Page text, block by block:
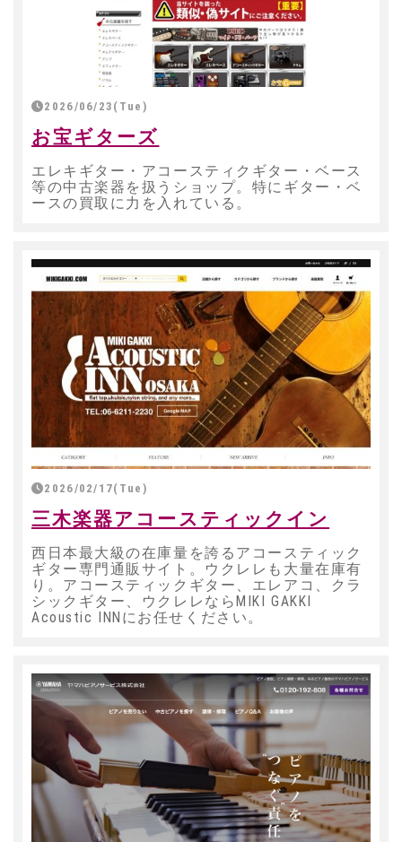
2026/06/23(Tue)
お宝ギターズ
エレキギター・アコースティクギター・ベース
等の中古楽器を扱うショップ。特にギター・ベ
ースの買取に力を入れている。
2026/02/17(Tue)
三木楽器アコースティックイン
西日本最大級の在庫量を誇るアコースティック
ギター専門通販サイト。ウクレレも大量在庫有
り。アコースティックギター、エレアコ、クラ
シックギター、ウクレレならMIKI GAKKI
Acoustic INNにお任せください。